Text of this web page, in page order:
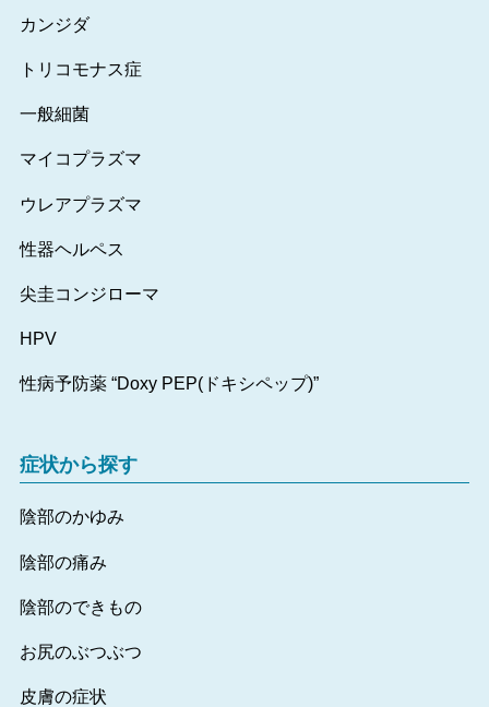
カンジダ
トリコモナス症
一般細菌
マイコプラズマ
ウレアプラズマ
性器ヘルペス
尖圭コンジローマ
HPV
性病予防薬 “Doxy PEP(ドキシペップ)”
症状から探す
陰部のかゆみ
陰部の痛み
陰部のできもの
お尻のぶつぶつ
皮膚の症状